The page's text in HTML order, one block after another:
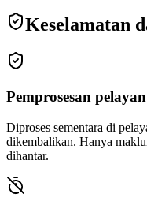
Keselamatan
Pemprosesan pelayan
Diproses sementara di
dikembalikan. Hanya
dihantar.